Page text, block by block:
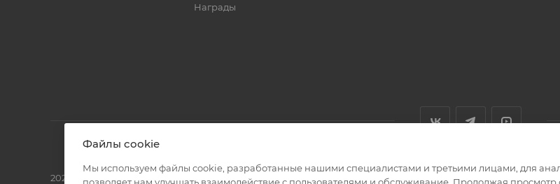
Награды
2026 © Полиграф кит - интернет-магазин
Файлы cookie
Мы используем файлы cookie, разработанные нашими специалистами и третьими лицами, для